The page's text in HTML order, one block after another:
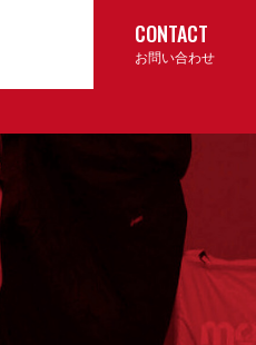
CONTACT
お問い合わせ